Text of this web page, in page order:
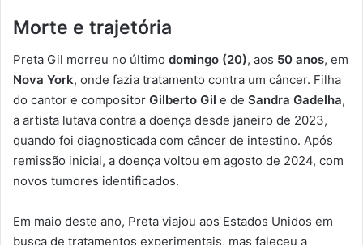
Morte e trajetória
Preta Gil morreu no último domingo (20), aos 50 anos, em
Nova York, onde fazia tratamento contra um câncer. Filha
do cantor e compositor Gilberto Gil e de Sandra Gadelha,
a artista lutava contra a doença desde janeiro de 2023,
quando foi diagnosticada com câncer de intestino. Após
remissão inicial, a doença voltou em agosto de 2024, com
novos tumores identificados.
Em maio deste ano, Preta viajou aos Estados Unidos em
busca de tratamentos experimentais, mas faleceu a